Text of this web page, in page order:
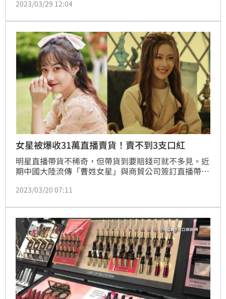
還要便宜很難不心動，要她拿酒精消毒就好。
2023/03/29 12:04
女星被爆收31萬直播賣貨！賣不到3支口紅
明星直播帶貨不稀奇，但帶貨到要賠錢可就不多見。近
期中國大陸流傳「曹姓女星」與商貿公司簽訂直播帶貨
幣31萬元）預付款，怎知她3個月只賣不到3支口紅，
《長歌行》的曹曦月。
2023/03/20 07:11